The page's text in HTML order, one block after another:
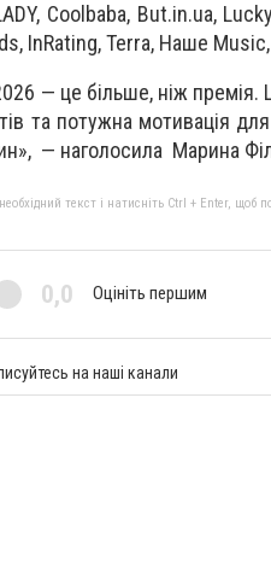
Coolbaba, But.in.ua,
InRating, Terra, Наше
— це більше, ніж
та потужна мотивація
— наголосила Марина
текст і натисніть Ctrl + Enter, щоб
0,0 Оцініть першим
на наші канали